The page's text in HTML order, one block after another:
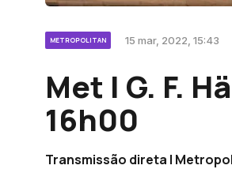
METROPOLITAN 15 mar, 2022, 15:43
Met | G. F.
16h00
Transmissão direta |